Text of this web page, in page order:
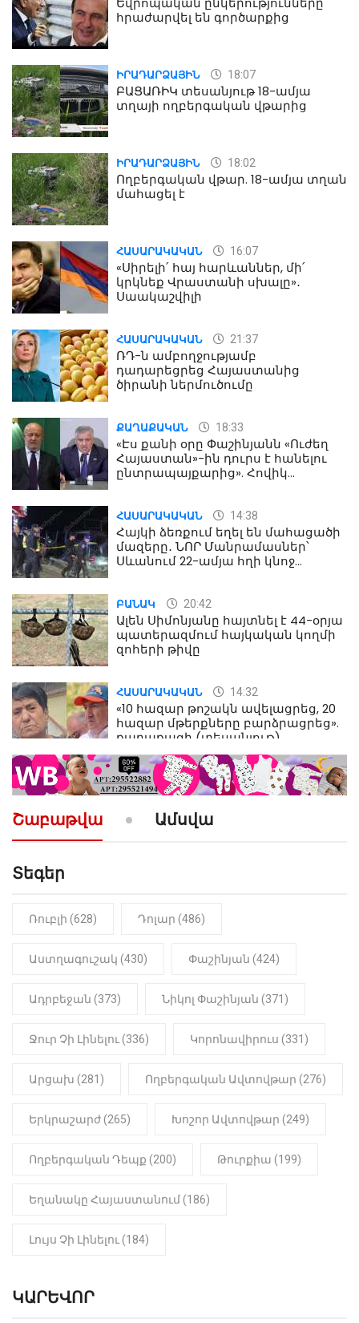
հրաժարվել են գործարքից
ԻՐԱԴԱՐՁԱՅԻՆ 18:07
ԲԱՑԱՌԻԿ տեսանյութ 18-ամյա
տղայի ողբերգական վթարից
ԻՐԱԴԱՐՁԱՅԻՆ 18:02
Ողբերգական վթար. 18-ամյա տղան
մահացել է
ՀԱՍԱՐԱԿԱԿԱՆ 16:07
«Սիրելի՛ հայ հարևաններ, մի՛
կրկնեք Վրաստանի սխալը»․
Սաակաշվիլի
ՀԱՍԱՐԱԿԱԿԱՆ 21:37
ՌԴ-ն ամբողջությամբ
դադարեցրեց Հայաստանից
ծիրանի ներմուծումը
ՔԱՂԱՔԱԿԱՆ 18:33
«Էս քանի օրը Փաշինյանն «Ուժեղ
Հայաստան»-ին դուրս է հանելու
ընտրապայքարից». Հովիկ
ՀԱՍԱՐԱԿԱԿԱՆ 14:38
Հայկի ձեռքում եղել են մահացածի
մազերը․ ՆՈՐ Մանրամասներ՝
Սևանում 22-ամյա հղի կնոջ
ԲԱՆԱԿ 20:42
Ալեն Սիմոնյանը հայտնել է 44-օրյա
պատերազմում հայկական կողմի
զոհերի թիվը
ՀԱՍԱՐԱԿԱԿԱՆ 14:32
«10 հազար թոշակն ավելացրեց, 20
հազար մթերքները բարձրացրեց».
քաղաքացի (տեսանյութ)
ՔԱՂԱՔԱԿԱՆ 10:52
«Լեզվիդ տալու փոխարեն
արտաբերիր այս երկու
նախադասությունը»․ Իշխան
Նիկոլ Փաշինյան
ԻՐԱԴԱՐՁԱՅԻՆ 22:01
մանկապղծության համար
մարմինը
Շաբաթվա Ամսվա
Տեգեր
Ռուբլի (628) Դոլար (486)
Աստղագուշակ (430) Փաշինյան (424)
Ադրբեջան (373) Նիկոլ Փաշինյան (371)
Ջուր Չի Լինելու (336) Կորոնավիրուս (331)
Արցախ (281) Ողբերգական Ավտովթար (276)
Երկրաշարժ (265) Խոշոր Ավտովթար (249)
Ողբերգական Դեպք (200) Թուրքիա (199)
Եղանակը Հայաստանում (186)
Լույս Չի Լինելու (184)
ԿԱՐԵՎՈՐ